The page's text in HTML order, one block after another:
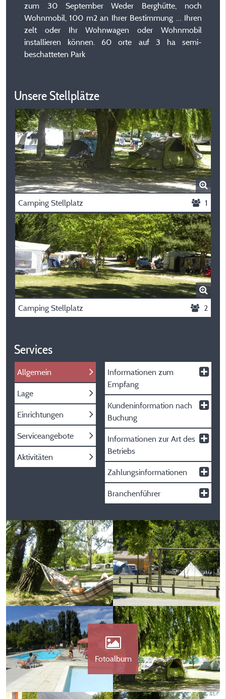
zum 30 September Weder Berghütte, noch
Wohnmobil, 100 m2 an Ihrer Bestimmung … Ihren
zelt oder Ihr Wohnwagen oder Wohnmobil
installieren können. 60 orte auf 3 ha semi-
beschatteten Park
Unsere Stellplätze
Camping Stellplatz 1
Camping Stellplatz 2
Services
Allgemein
Lage
Einrichtungen
Serviceangebote
Aktivitäten
Informationen zum
Empfang
Kundeninformation nach
Buchung
Informationen zur Art des
Betriebs
Zahlungsinformationen
Branchenführer
Fotoalbum